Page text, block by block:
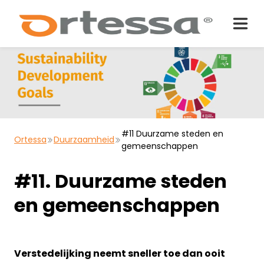
Ortessa Duurzaamheid
#11 Duurzame steden en
gemeenschappen
#11. Duurzame steden
en gemeenschappen
Verstedelijking neemt sneller toe dan ooit